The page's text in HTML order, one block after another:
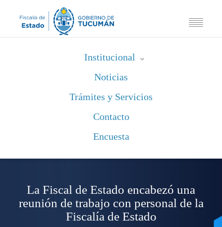
Institucional
Noticias
Trámites y Servicios
Contacto
Encuesta
La Fiscal de Estado encabezó una
reunión de trabajo con personal de la
Fiscalía de Estado